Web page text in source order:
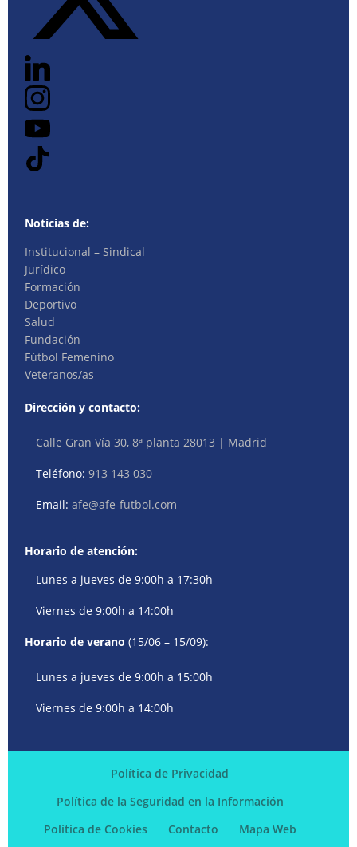
Noticias de:
Institucional – Sindical
Jurídico
Formación
Deportivo
Salud
Fundación
Fútbol Femenino
Veteranos/as
Dirección y contacto:
Calle Gran Vía 30, 8ª planta 28013 | Madrid
Teléfono:913 143 030
Email:afe@afe-futbol.com
Horario de atención:
Lunes a jueves de 9:00h a 17:30h
Viernes de 9:00h a 14:00h
Horario de verano (15/06 – 15/09):
Lunes a jueves de 9:00h a 15:00h
Viernes de 9:00h a 14:00h
Política de Privacidad
Política de la Seguridad en la Información
Política de Cookies
Contacto Mapa Web